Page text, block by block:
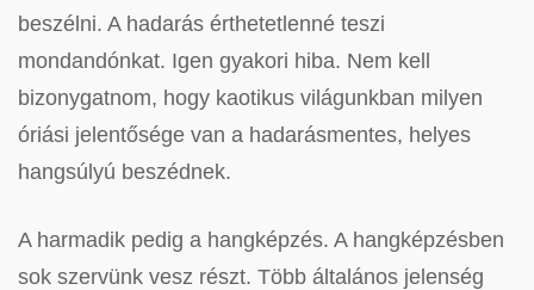
beszélni. A hadarás érthetetlenné teszi
mondandónkat. Igen gyakori hiba. Nem kell
bizonygatnom, hogy kaotikus világunkban milyen
óriási jelentősége van a hadarásmentes, helyes
hangsúlyú beszédnek.
A harmadik pedig a hangképzés. A hangképzésben
sok szervünk vesz részt. Több általános jelenség